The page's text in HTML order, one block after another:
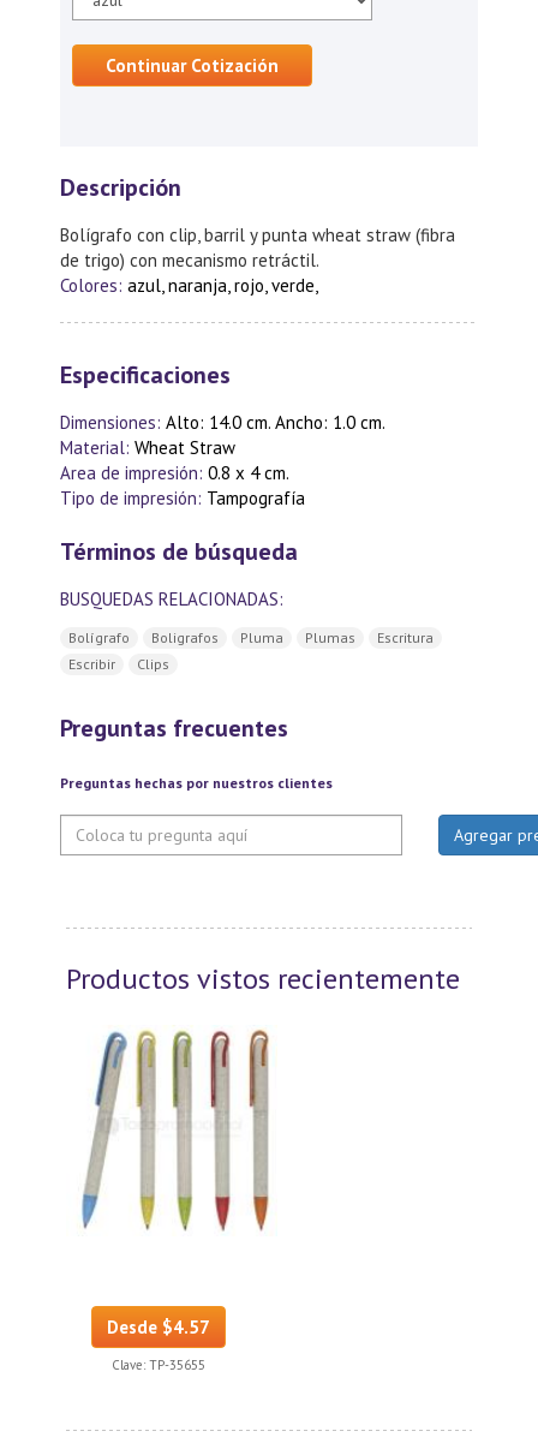
Continuar Cotización
Descripción
Bolígrafo con clip, barril y punta wheat straw (fibra
de trigo) con mecanismo retráctil.
Colores: azul, naranja, rojo, verde,
Especificaciones
Dimensiones: Alto: 14.0 cm. Ancho: 1.0 cm.
Material: Wheat Straw
Area de impresión: 0.8 x 4 cm.
Tipo de impresión: Tampografía
Términos de búsqueda
BUSQUEDAS RELACIONADAS:
Bolígrafo Boligrafos Pluma Plumas
Escritura
Escribir
Clips
Preguntas frecuentes
Preguntas hechas por nuestros clientes
Productos vistos recientemente
Desde $4.57
Clave: TP-35655